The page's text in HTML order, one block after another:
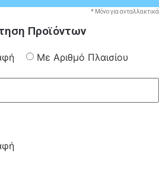
* Μόνο για ανταλλακτικά
Προϊόντων
Με Αριθμό Πλαισίου